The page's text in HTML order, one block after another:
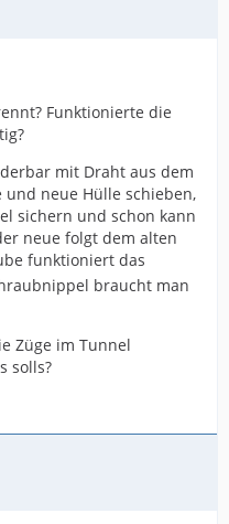
Funktionierte die
mit Draht aus dem
neue Hülle schieben,
sichern und schon kann
neue folgt dem alten
funktioniert das
braucht man
Züge im Tunnel
solls?